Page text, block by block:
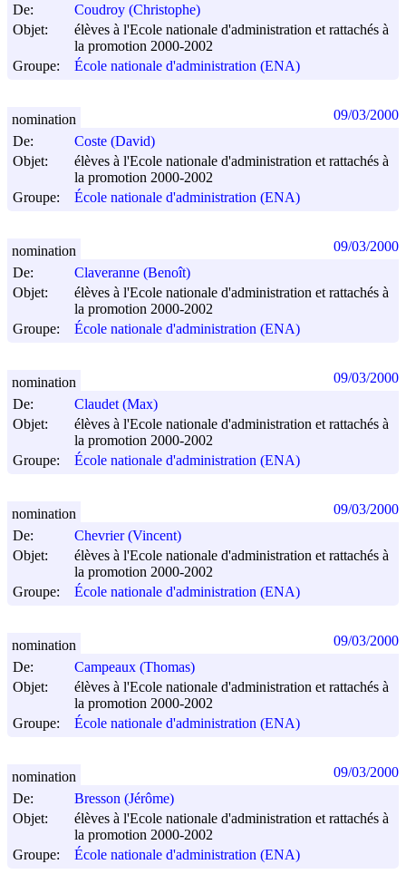
De:
Coudroy (Christophe)
Objet:
élèves à l'Ecole nationale d'administration et rattachés à
la promotion 2000-2002
Groupe:
École nationale d'administration (ENA)
De:
Coste (David)
Objet:
élèves à l'Ecole nationale d'administration et rattachés à
la promotion 2000-2002
Groupe:
École nationale d'administration (ENA)
nomination 09/03/2000
De:
Claveranne (Benoît)
Objet:
élèves à l'Ecole nationale d'administration et rattachés à
la promotion 2000-2002
Groupe:
École nationale d'administration (ENA)
nomination 09/03/2000
De:
Claudet (Max)
Objet:
élèves à l'Ecole nationale d'administration et rattachés à
la promotion 2000-2002
Groupe:
École nationale d'administration (ENA)
nomination 09/03/2000
De:
Chevrier (Vincent)
Objet:
élèves à l'Ecole nationale d'administration et rattachés à
la promotion 2000-2002
Groupe:
École nationale d'administration (ENA)
nomination 09/03/2000
De:
Campeaux (Thomas)
Objet:
élèves à l'Ecole nationale d'administration et rattachés à
la promotion 2000-2002
Groupe:
École nationale d'administration (ENA)
nomination 09/03/2000
De:
Bresson (Jérôme)
Objet:
élèves à l'Ecole nationale d'administration et rattachés à
la promotion 2000-2002
Groupe:
École nationale d'administration (ENA)
nomination 09/03/2000